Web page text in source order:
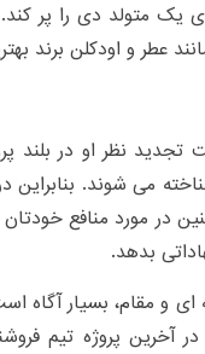
متولد دی را پر
عطر و اودکلن برند
نظر او در بلند
می شوند. بنابراین در
در مورد منافع
بدهد.
و مقام، بسیار آگاه
آخرین پروژه تیم